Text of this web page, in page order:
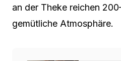
an der Theke reichen
gemütliche Atmosphäre.